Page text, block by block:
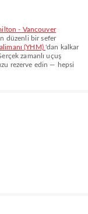
- Vancouver
düzenli bir sefer
(YHM) 'dan kalkar
zamanlı uçuş
rezerve edin — hepsi